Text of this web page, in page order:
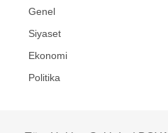
Genel
Siyaset
Ekonomi
Politika